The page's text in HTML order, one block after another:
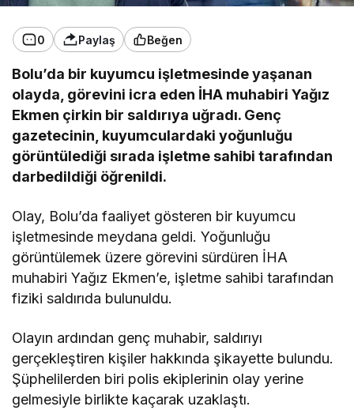
0 Paylaş Beğen
Bolu’da bir kuyumcu işletmesinde yaşanan
olayda, görevini icra eden İHA muhabiri Yağız
Ekmen çirkin bir saldırıya uğradı. Genç
gazetecinin, kuyumculardaki yoğunluğu
görüntülediği sırada işletme sahibi tarafından
darbedildiği öğrenildi.
Olay, Bolu’da faaliyet gösteren bir kuyumcu
işletmesinde meydana geldi. Yoğunluğu
görüntülemek üzere görevini sürdüren İHA
muhabiri Yağız Ekmen’e, işletme sahibi tarafından
fiziki saldırıda bulunuldu.
Olayın ardından genç muhabir, saldırıyı
gerçekleştiren kişiler hakkında şikayette bulundu.
Şüphelilerden biri polis ekiplerinin olay yerine
gelmesiyle birlikte kaçarak uzaklaştı.